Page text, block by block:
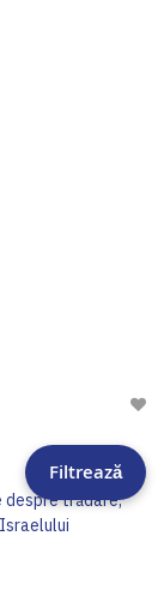
Filtrează